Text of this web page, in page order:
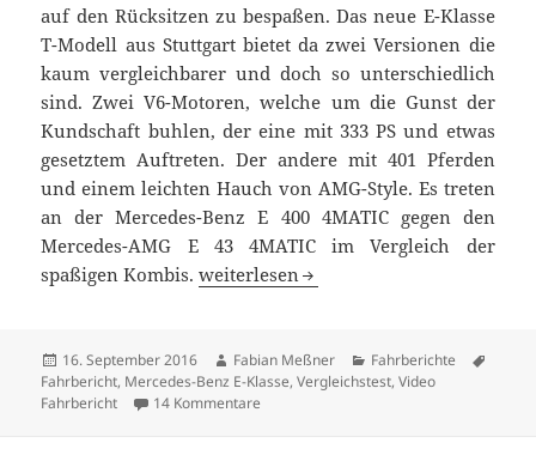
auf den Rücksitzen zu bespaßen. Das neue E-Klasse
T-Modell aus Stuttgart bietet da zwei Versionen die
kaum vergleichbarer und doch so unterschiedlich
sind. Zwei V6-Motoren, welche um die Gunst der
Kundschaft buhlen, der eine mit 333 PS und etwas
gesetztem Auftreten. Der andere mit 401 Pferden
und einem leichten Hauch von AMG-Style. Es treten
an der Mercedes-Benz E 400 4MATIC gegen den
Mercedes-AMG E 43 4MATIC im Vergleich der
spaßigen Kombis.Vergleichscheck der Edel-Kombis: E 43
weiterlesen
Veröffentlicht
am
16. September 2016 Autor
Fabian Meßner Kategorien
Fahrberichte
Fahrbericht, Mercedes-Benz E-Klasse,Vergleichstest,Video
Fahrbericht
14 Kommentare